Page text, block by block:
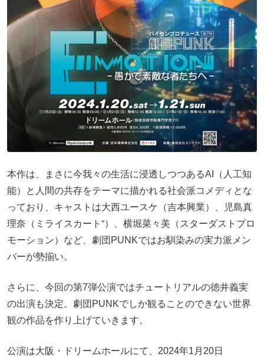
本作は、まさに今我々の生活に浸透しつつあるAI（人工知
能）と人間の共存をテーマに描かれる社会派コメディとな
っており、キャストは大西ユースケ（吉本興業）、児島真
理奈（ミライスカート⁺）、横堀菜々美（スターダストプロ
モーション）など、劇団PUNKではお馴染みの実力派メン
バーが勢揃い。
さらに、今回の第7弾公演ではチュートリアルの徳井義実
の出演も決定。劇団PUNKでしか観ることのできない世界
観の作品を作り上げていきます。
公演は大阪・ドリームホールにて、2024年1月20日